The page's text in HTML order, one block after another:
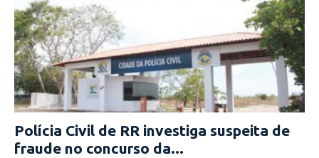
Polícia Civil de RR investiga suspeita de
fraude no concurso da...